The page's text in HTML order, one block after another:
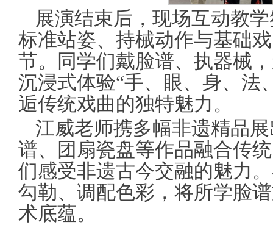
展演结束后，现场互动教
标准站姿、持械动作与基础
节。同学们戴脸谱、执器械
沉浸式体验“手、眼、身、法
逅传统戏曲的独特魅力。
江威老师携多幅非遗精品
谱、团扇瓷盘等作品融合传
们感受非遗古今交融的魅力
勾勒、调配色彩，将所学脸
术底蕴。